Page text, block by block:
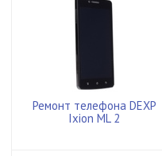
Ремонт телефона DEXP
Ixion ML 2